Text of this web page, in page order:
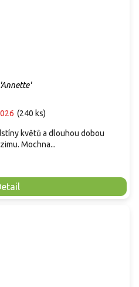
(240 ks)
květů a dlouhou dobou
Mochna...